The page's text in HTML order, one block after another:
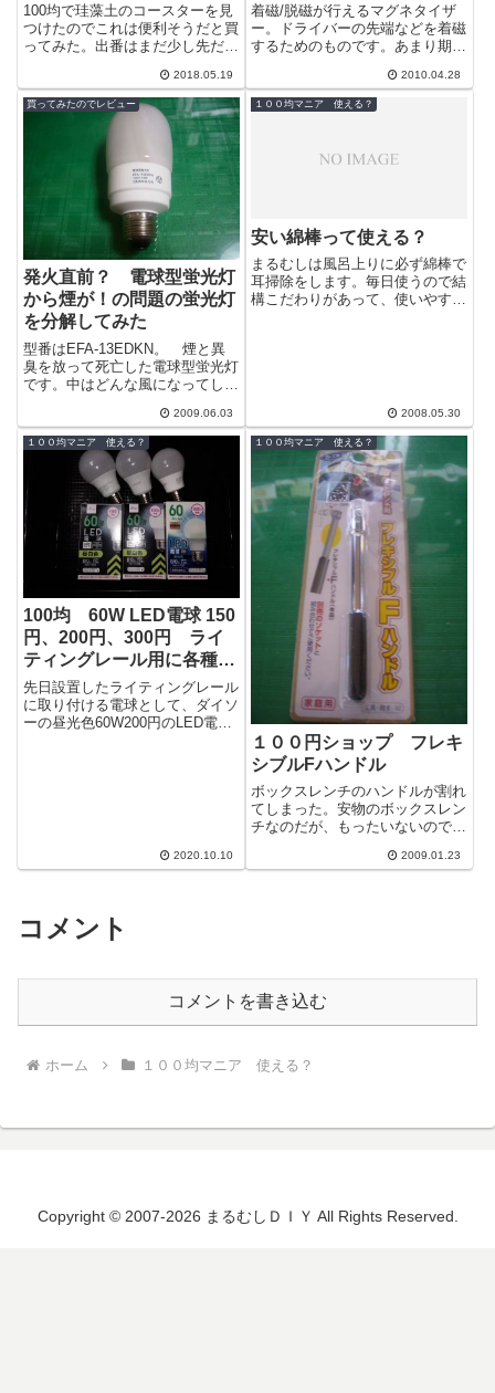
100均で珪藻土のコースターを見
つけたのでこれは便利そうだと買
ってみた。出番はまだ少し先だ
りどれぐらい吸い取ってくれるの
か調べてみ...
2018.05.19
着磁/脱磁が行えるマグネタイザ
ー。ドライバーの先端などを着磁
するためのものです。あまり期待
イバーや適当な金属棒を２～３回
往復させる...
2010.04.28
買ってみたのでレビュー
発火直前？ 電球型蛍光灯
から煙が！の問題の蛍光灯
を分解してみた
型番はEFA-13EDKN。 煙と異
臭を放って死亡した電球型蛍光灯
です。中はどんな風になってしま
2009.06.03
１００均マニア 使える？
安い綿棒って使える？
まるむしは風呂上りに必ず綿棒で
耳掃除をします。毎日使うので結
構こだわりがあって、使いやすい
2008.05.30
１００均マニア 使える？
100均 60W LED電球 150
円、200円、300円 ライ
ティングレール用に各種買
ってみた
先日設置したライティングレール
に取り付ける電球として、ダイソ
ーの昼光色60W200円のLED電球
2020.10.10
１００均マニア 使える？
１００円ショップ フレキ
シブルFハンドル
ボックスレンチのハンドルが割れ
てしまった。安物のボックスレン
チなのだが、もったいないのでハ
ームセンターで買うと、安物をセ
2009.01.23
コメント
コメントを書き込む
ホーム １００均マニア 使える？
Copyright © 2007-2026 まるむしＤＩＹ All Rights Reserved.